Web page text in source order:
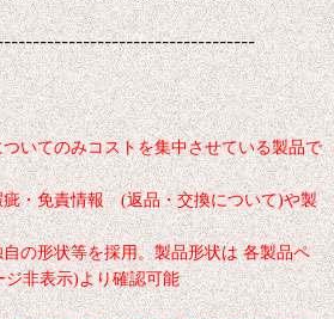
いてのみコストを集中させている製品で
疵・免責情報 (返品・交換について)や製
の形状等を採用。製品形状は 各製品ペ
ジ非表示)より確認可能